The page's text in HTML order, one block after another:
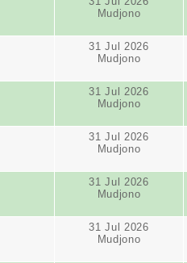
Mudjono
31 Jul 2026
Mudjono
31 Jul 2026
Mudjono
31 Jul 2026
Mudjono
31 Jul 2026
Mudjono
31 Jul 2026
Mudjono